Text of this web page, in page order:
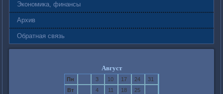
Экономика, финансы
Архив
Обратная связь
Август
Пн 3 10 17 24
31
Вт
4 11 18
25